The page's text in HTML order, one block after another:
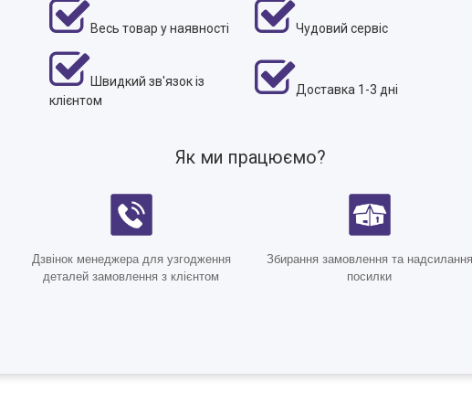
Весь товар у наявності Чудовий сервіс
Швидкий зв'язок із
клієнтом
Доставка 1-3 дні
Як ми працюємо?
Дзвінок менеджера для узгодження
деталей замовлення з клієнтом
Збирання замовлення та надсилання
посилки